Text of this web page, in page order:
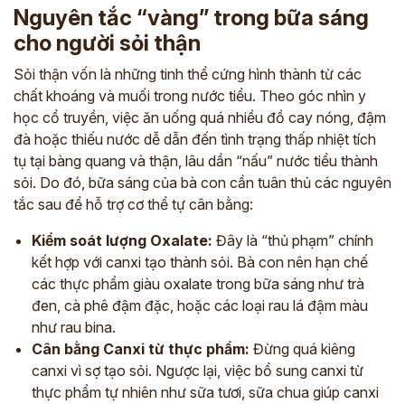
Nguyên tắc “vàng” trong bữa sáng
cho người sỏi thận
Sỏi thận vốn là những tinh thể cứng hình thành từ các
chất khoáng và muối trong nước tiểu. Theo góc nhìn y
học cổ truyền, việc ăn uống quá nhiều đồ cay nóng, đậm
đà hoặc thiếu nước dễ dẫn đến tình trạng thấp nhiệt tích
tụ tại bàng quang và thận, lâu dần “nấu” nước tiểu thành
sỏi. Do đó, bữa sáng của bà con cần tuân thủ các nguyên
tắc sau để hỗ trợ cơ thể tự cân bằng:
Kiểm soát lượng Oxalate: Đây là “thủ phạm” chính
kết hợp với canxi tạo thành sỏi. Bà con nên hạn chế
các thực phẩm giàu oxalate trong bữa sáng như trà
đen, cà phê đậm đặc, hoặc các loại rau lá đậm màu
như rau bina.
Cân bằng Canxi từ thực phẩm: Đừng quá kiêng
canxi vì sợ tạo sỏi. Ngược lại, việc bổ sung canxi từ
thực phẩm tự nhiên như sữa tươi, sữa chua giúp canxi